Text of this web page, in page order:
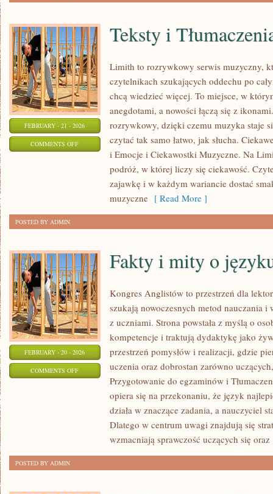
FEBRUARY - 21 - 2026
COMMENTS OFFON
TŁUMACZENIA
Teksty i
Limith to rozrywkowy serwis muzyczny,
czytelnikach szukających oddechu po
chcą wiedzieć więcej. To miejsce, w
anegdotami, a nowości łączą się z
rozrywkowy, dzięki czemu muzyka staje
czytać tak samo łatwo, jak słucha.
i Emocje i Ciekawostki Muzyczne. Na
podróż, w której liczy się ciekawość.
zajawkę i w każdym wariancie dostać
muzyczne [ Read More ]
POSTED BY ADMIN
FEBRUARY - 20 - 2026
COMMENTS OFFON
Fakty i mity o
Kongres Anglistów to przestrzeń dla
szukają nowoczesnych metod nauczania
z uczniami. Strona powstała z myślą o
kompetencje i traktują dydaktykę jako
przestrzeń pomysłów i realizacji, gdzie
uczenia oraz dobrostan zarówno
Przygotowanie do egzaminów i
opiera się na przekonaniu, że język
działa w znaczące zadania, a nauczyciel
Dlatego w centrum uwagi znajdują się
wzmacniają sprawczość uczących się oraz
POSTED BY ADMIN